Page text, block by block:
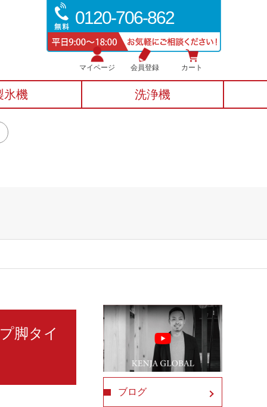
0120-706-862
マイページ 会員登録 カート
氷機 洗浄機
脚タイ
ブログ